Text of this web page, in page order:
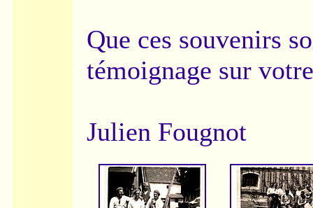
Que ces souvenirs
témoignage sur
Julien Fougnot